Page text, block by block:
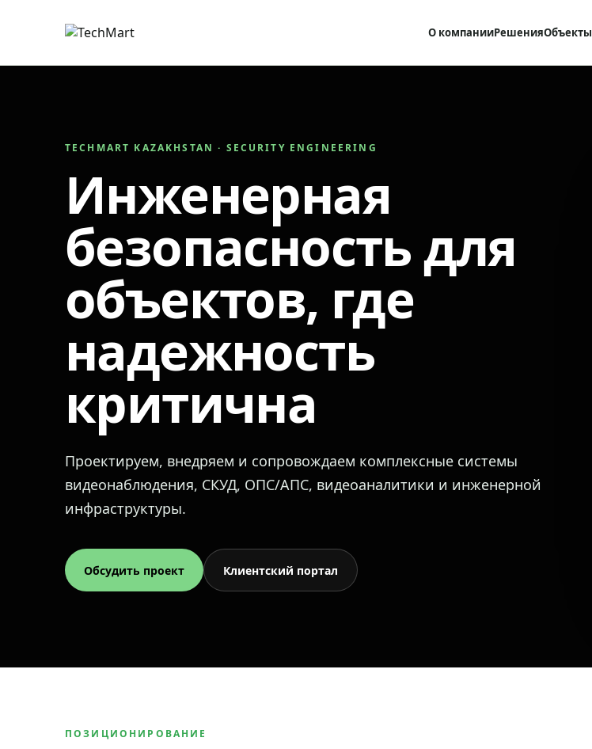
О компанииРешенияОбъекты
TECHMART KAZAKHSTAN · SECURITY ENGINEERING
Инженерная
безопасность для
объектов, где
надежность
критична
Проектируем, внедряем и сопровождаем комплексные системы
видеонаблюдения, СКУД, ОПС/АПС, видеоаналитики и инженерной
инфраструктуры.
Обсудить проект Клиентский портал
ПОЗИЦИОНИРОВАНИЕ